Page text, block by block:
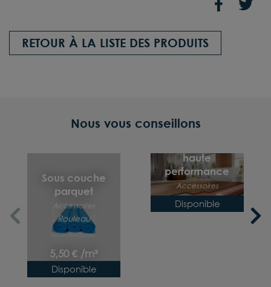
RETOUR À LA LISTE DES PRODUITS
Nous vous conseillons
Sous couche
parquet
Accessoires
Rouleau
5,50 € /m²
Disponible
haute
performance
Accessoires
Rouleau
Disponible